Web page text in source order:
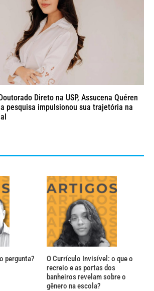
Direto na USP, Assucena Quéren
pesquisa impulsionou sua trajetória na
pergunta?
O Currículo Invisível: o que o
recreio e as portas dos
banheiros revelam sobre o
gênero na escola?